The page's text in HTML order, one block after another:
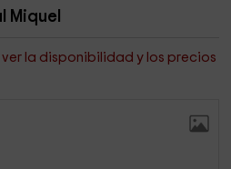
Miquel
la disponibilidad y los precios